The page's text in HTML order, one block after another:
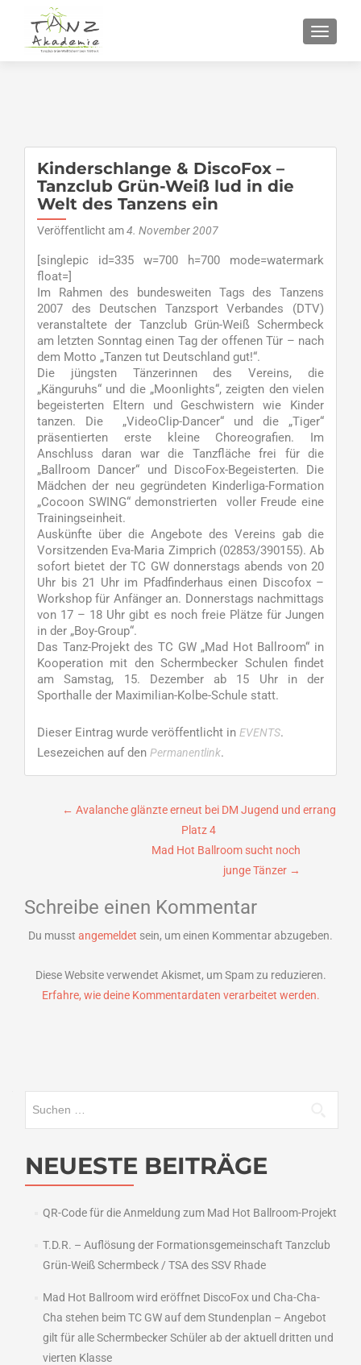
Kinderschlange & DiscoFox –
Tanzclub Grün-Weiß lud in die
Welt des Tanzens ein
Veröffentlicht am4. November 2007
[singlepic id=335 w=700 h=700 mode=watermark
float=]
Im Rahmen des bundesweiten Tags des Tanzens
2007 des Deutschen Tanzsport Verbandes (DTV)
veranstaltete der Tanzclub Grün-Weiß Schermbeck
am letzten Sonntag einen Tag der offenen Tür – nach
dem Motto „Tanzen tut Deutschland gut!“.
Die jüngsten Tänzerinnen des Vereins, die
„Känguruhs“ und die „Moonlights“, zeigten den vielen
begeisterten Eltern und Geschwistern wie Kinder
tanzen. Die „VideoClip-Dancer“ und die „Tiger“
präsentierten erste kleine Choreografien. Im
Anschluss daran war die Tanzfläche frei für die
„Ballroom Dancer“ und DiscoFox-Begeisterten. Die
Mädchen der neu gegründeten Kinderliga-Formation
„Cocoon SWING“ demonstrierten voller Freude eine
Trainingseinheit.
Auskünfte über die Angebote des Vereins gab die
Vorsitzenden Eva-Maria Zimprich (02853/390155). Ab
sofort bietet der TC GW donnerstags abends von 20
Uhr bis 21 Uhr im Pfadfinderhaus einen Discofox –
Workshop für Anfänger an. Donnerstags nachmittags
von 17 – 18 Uhr gibt es noch freie Plätze für Jungen
in der „Boy-Group“.
Das Tanz-Projekt des TC GW „Mad Hot Ballroom“ in
Kooperation mit den Schermbecker Schulen findet
am Samstag, 15. Dezember ab 15 Uhr in der
Sporthalle der Maximilian-Kolbe-Schule statt.
Dieser Eintrag wurde veröffentlicht in EVENTS.
Lesezeichen auf den Permanentlink.
Beitragsnavigation
← Avalanche glänzte erneut bei DM Jugend und errang
Platz 4
Mad Hot Ballroom sucht noch
junge Tänzer →
Schreibe einen Kommentar
Du musst angemeldet sein, um einen Kommentar abzugeben.
Diese Website verwendet Akismet, um Spam zu reduzieren.
Erfahre, wie deine Kommentardaten verarbeitet werden.
NEUESTE BEITRÄGE
QR-Code für die Anmeldung zum Mad Hot Ballroom-Projekt
T.D.R. – Auflösung der Formationsgemeinschaft Tanzclub
Grün-Weiß Schermbeck / TSA des SSV Rhade
Mad Hot Ballroom wird eröffnet DiscoFox und Cha-Cha-
Cha stehen beim TC GW auf dem Stundenplan – Angebot
gilt für alle Schermbecker Schüler ab der aktuell dritten und
vierten Klasse